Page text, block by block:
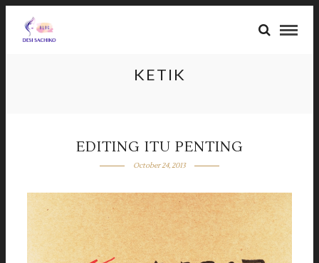
KETIK
EDITING ITU PENTING
October 24, 2013